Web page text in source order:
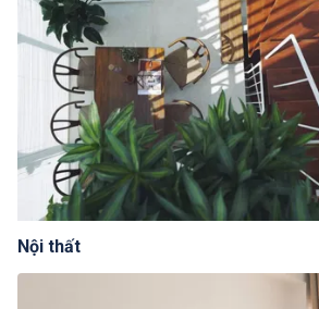
Nội thất